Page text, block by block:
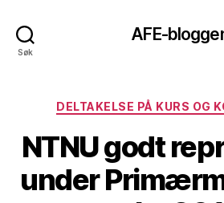
Søk
AFE-
DELTAKELSE PÅ KURS OG
NTNU godt
under